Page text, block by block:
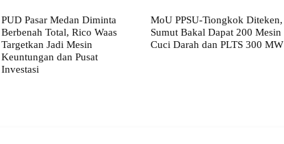
PUD Pasar Medan Diminta
Berbenah Total, Rico Waas
Targetkan Jadi Mesin
Keuntungan dan Pusat
Investasi
MoU PPSU-Tiongkok Diteken,
Sumut Bakal Dapat 200 Mesin
Cuci Darah dan PLTS 300 MW